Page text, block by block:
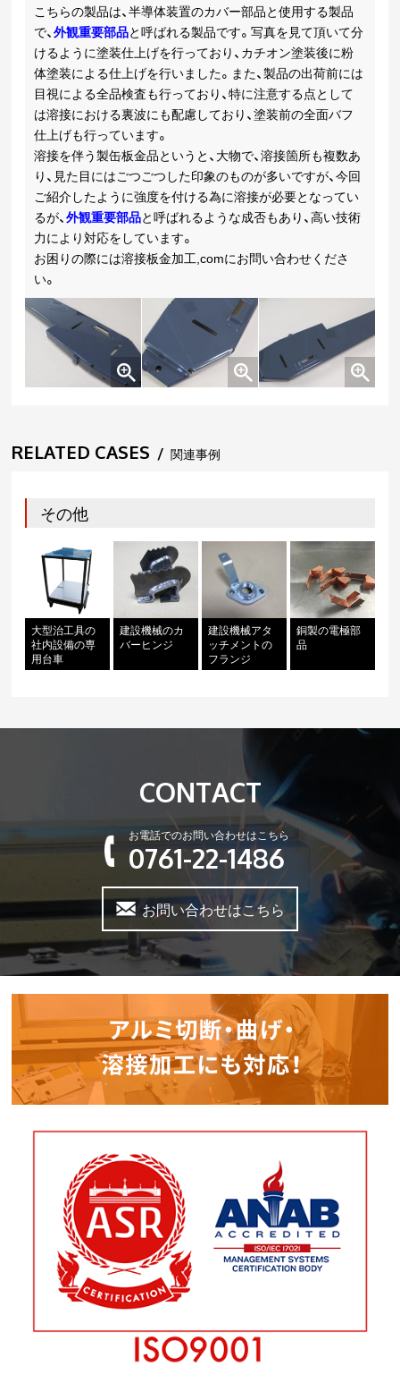
こちらの製品は、半導体装置のカバー部品と使用する製品
で、外観重要部品と呼ばれる製品です。写真を見て頂いて分
けるように塗装仕上げを行っており、カチオン塗装後に粉
体塗装による仕上げを行いました。また、製品の出荷前には
目視による全品検査も行っており、特に注意する点として
は溶接における裏波にも配慮しており、塗装前の全面バフ
仕上げも行っています。
溶接を伴う製缶板金品というと、大物で、溶接箇所も複数あ
り、見た目にはごつごつした印象のものが多いですが、今回
ご紹介したように強度を付ける為に溶接が必要となってい
るが、外観重要部品と呼ばれるような成否もあり、高い技術
力により対応をしています。
お困りの際には溶接板金加工,comにお問い合わせくださ
い。
RELATED CASES / 関連事例
その他
大型治工具の
社内設備の専
用台車
建設機械のカ
バーヒンジ
建設機械アタ
ッチメントの
フランジ
銅製の電極部
品
CONTACT
お電話でのお問い合わせはこちら
0761-22-1486
お問い合わせはこちら